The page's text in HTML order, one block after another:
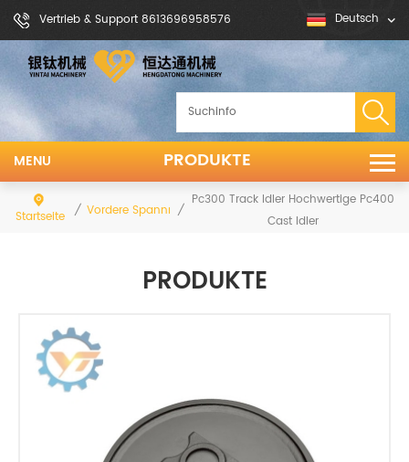
Vertrieb & Support 8613696958576 Deutsch
PRODUKTE
MENU
Startseite / Vordere Spannrolle
/
Pc300 Track Idler Hochwertige Pc400
Cast Idler
PRODUKTE